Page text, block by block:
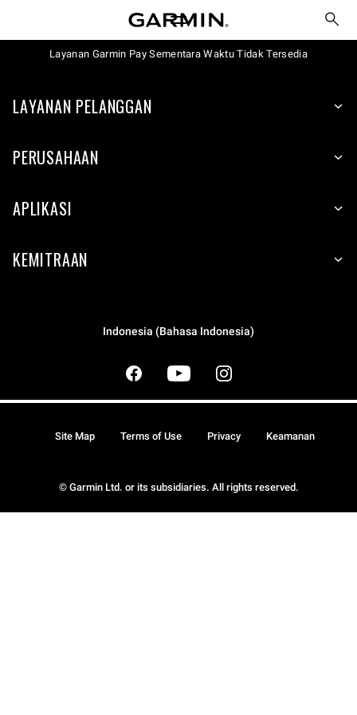
Layanan Garmin Pay Sementara Waktu Tidak Tersedia
LAYANAN PELANGGAN
PERUSAHAAN
APLIKASI
KEMITRAAN
Indonesia (Bahasa Indonesia)
© Garmin Ltd. or its subsidiaries. All rights reserved.
Site Map Terms of Use Privacy Keamanan